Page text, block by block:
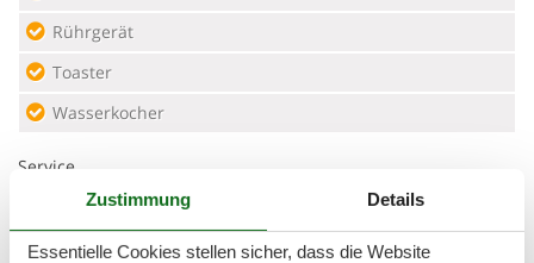
Rührgerät
Toaster
Wasserkocher
Service
Bettwäsche inkl.
Geschirrtücher inkl.
Zustimmung Details
Essentielle Cookies stellen sicher, dass die Website